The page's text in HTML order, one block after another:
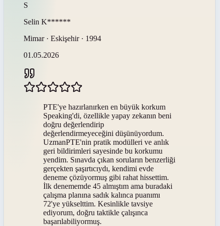
S
Selin K******
Mimar · Eskişehir · 1994
01.05.2026
PTE'ye hazırlanırken en büyük korkum
Speaking'di, özellikle yapay zekanın beni
doğru değerlendirip
değerlendirmeyeceğini düşünüyordum.
UzmanPTE'nin pratik modülleri ve anlık
geri bildirimleri sayesinde bu korkumu
yendim. Sınavda çıkan soruların benzerliği
gerçekten şaşırtıcıydı, kendimi evde
deneme çözüyormuş gibi rahat hissettim.
İlk denememde 45 almıştım ama buradaki
çalışma planına sadık kalınca puanımı
72'ye yükselttim. Kesinlikle tavsiye
ediyorum, doğru taktikle çalışınca
başarılabiliyormuş.